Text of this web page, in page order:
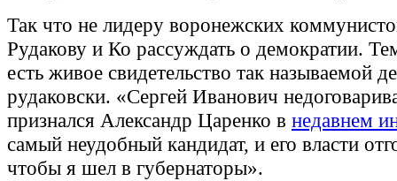
Так что не лидеру воронежских
Рудакову и Ко рассуждать о демократии.
есть живое свидетельство так называемой
рудаковски. «Сергей Иванович
признался Александр Царенко в недавнем
самый неудобный кандидат, и его власти
чтобы я шел в губернаторы».